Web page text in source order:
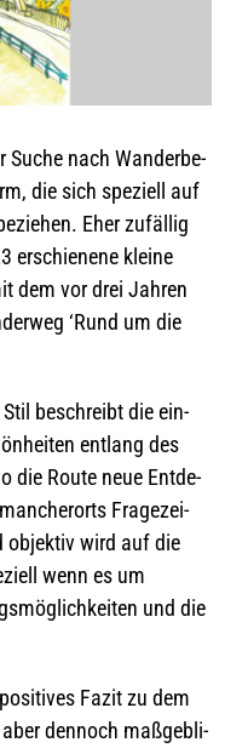
Suche nach Wan­der­be­
die sich spe­zi­ell auf
Eher zufäl­lig
erschie­nene kleine
dem vor drei Jah­ren
‘Rund um die
beschreibt die ein­
ent­lang des
die Route neue Ent­de­
Fra­ge­zei­
objek­tiv wird auf die
wenn es um
und die
Fazit zu dem
den­noch maß­geb­li­